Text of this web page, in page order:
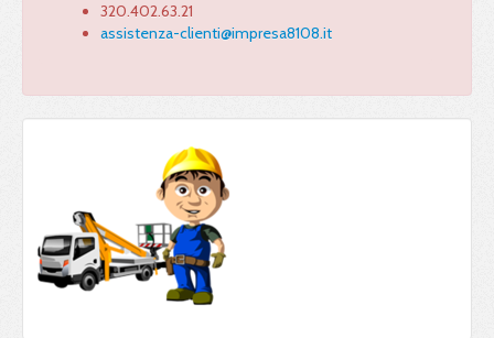
320.402.63.21
assistenza-clienti@impresa8108.it